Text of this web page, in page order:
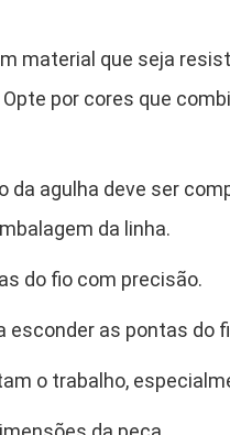
material que seja
por cores que
da agulha deve ser
da linha.
do fio com precisão.
esconder as pontas do
o trabalho,